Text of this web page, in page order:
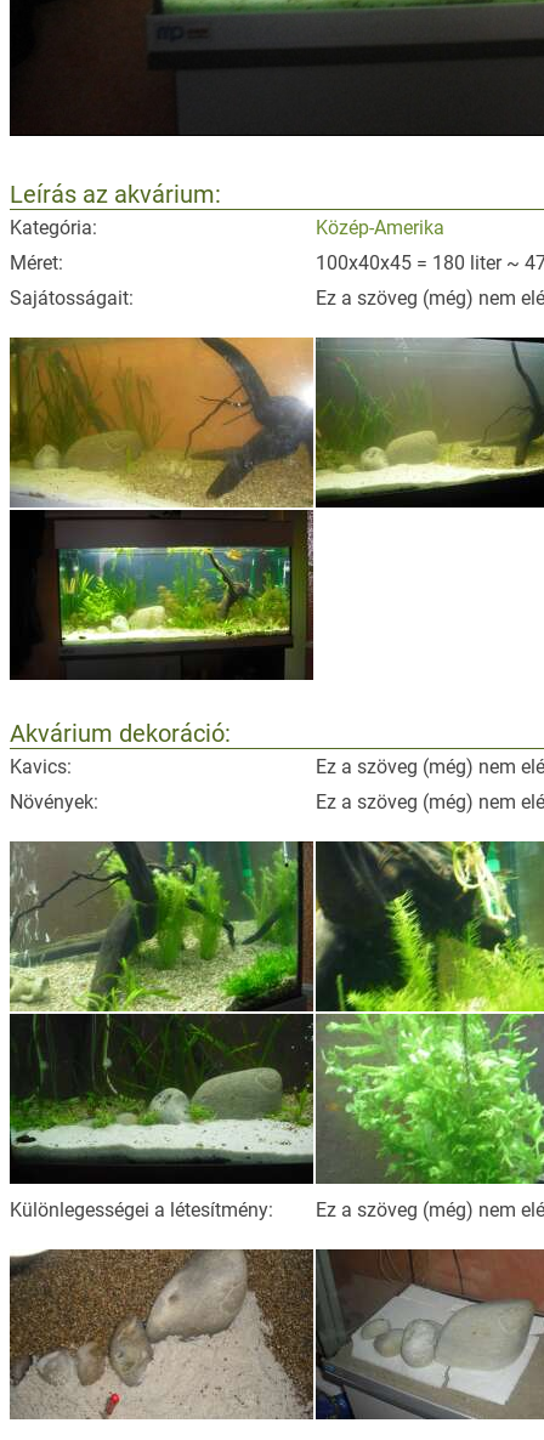
Leírás az akvárium:
Kategória:
Közép-Amerika
Méret:
100x40x45 = 180 liter ~
Sajátosságait:
Ez a szöveg (még) nem
Akvárium dekoráció:
Kavics:
Ez a szöveg (még) nem
Növények:
Ez a szöveg (még) nem
Különlegességei a létesítmény: Ez a szöveg (még) nem